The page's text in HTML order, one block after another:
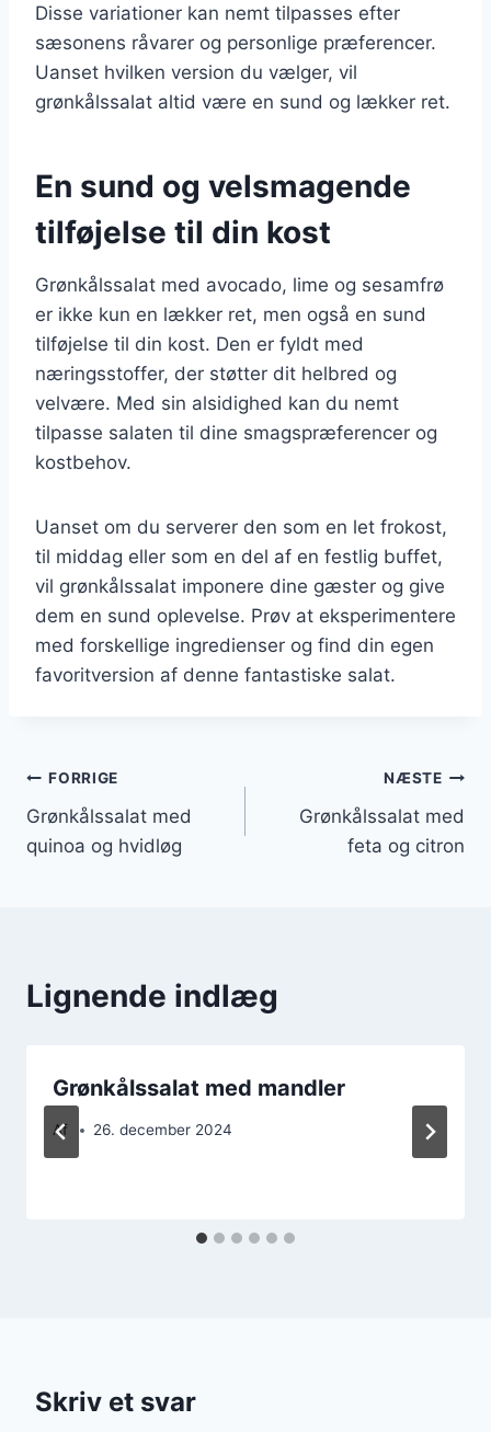
Disse variationer kan nemt tilpasses efter
sæsonens råvarer og personlige præferencer.
Uanset hvilken version du vælger, vil
grønkålssalat altid være en sund og lækker ret.
En sund og velsmagende
tilføjelse til din kost
Grønkålssalat med avocado, lime og sesamfrø
er ikke kun en lækker ret, men også en sund
tilføjelse til din kost. Den er fyldt med
næringsstoffer, der støtter dit helbred og
velvære. Med sin alsidighed kan du nemt
tilpasse salaten til dine smagspræferencer og
kostbehov.
Uanset om du serverer den som en let frokost,
til middag eller som en del af en festlig buffet,
vil grønkålssalat imponere dine gæster og give
dem en sund oplevelse. Prøv at eksperimentere
med forskellige ingredienser og find din egen
favoritversion af denne fantastiske salat.
Indlægsnavigation
FORRIGE
Grønkålssalat med
quinoa og hvidløg
NÆSTE
Grønkålssalat med
feta og citron
Lignende indlæg
Grønkålssalat med mandler
Af 26. december 2024
Skriv et svar